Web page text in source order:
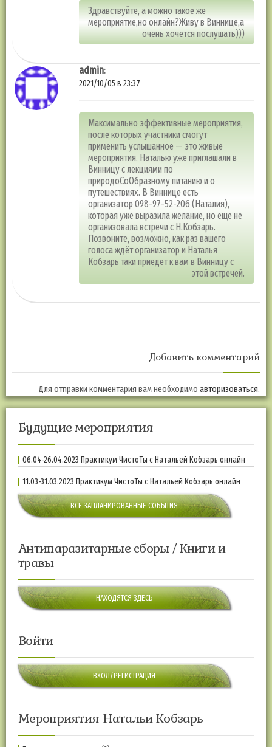
Здравствуйте, а можно такое же
мероприятие,но онлайн?Живу в Виннице,а
очень хочется послушать)))
admin:
2021/10/05 в 23:37
Максимально эффективные мероприятия,
после которых участники смогут
применить услышанное — это живые
мероприятия. Наталью уже приглашали в
Винницу с лекциями по
природоСоОбразному питанию и о
путешествиях. В Виннице есть
организатор 098-97-52-206 (Наталия),
которая уже выразила желание, но еще не
организовала встречи с Н.Кобзарь.
Позвоните, возможно, как раз вашего
голоса ждёт организатор и Наталья
Кобзарь таки приедет к вам в Винницу с
этой встречей.
Добавить комментарий
Для отправки комментария вам необходимо авторизоваться.
Будущие мероприятия
06.04-26.04.2023 Практикум ЧистоТы с Натальей Кобзарь онлайн
11.03-31.03.2023 Практикум ЧистоТы с Натальей Кобзарь онлайн
ВСЕ ЗАПЛАНИРОВАННЫЕ СОБЫТИЯ
Антипаразитарные сборы / Книги и
травы
НАХОДЯТСЯ ЗДЕСЬ
Войти
ВХОД/РЕГИСТРАЦИЯ
Мероприятия Натальи Кобзарь